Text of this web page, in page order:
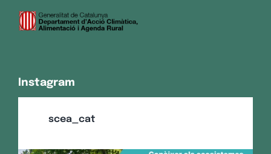
Instagram
scea_cat